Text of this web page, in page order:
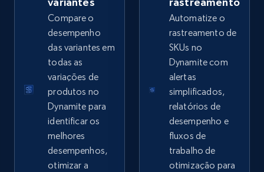
web using keywords
URL, Product id, Title, Product description,
Rating, Reviews count, Images, Variations, and
more.
2.4K+ 199+ Comece agora
Home Depot US
URL, Domain, Country code, Model number,
Compare o
desempenho
das variantes em
todas as
variações de
produtos no
Dynamite para
identificar os
melhores
desempenhos,
otimizar a
Automatize o
rastreamento de
SKUs no
Dynamite com
alertas
simplificados,
relatórios de
desempenho e
fluxos de
trabalho de
otimização para